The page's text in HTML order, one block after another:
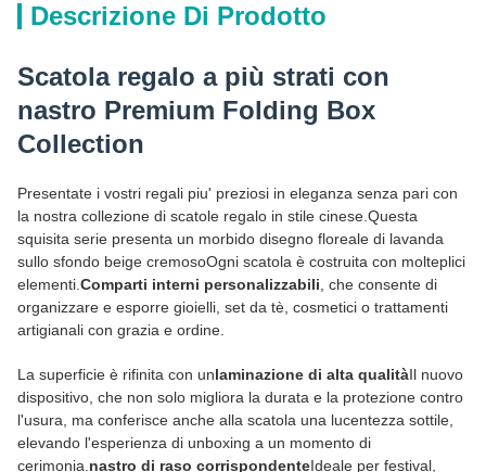
Descrizione Di Prodotto
Scatola regalo a più strati con
nastro Premium Folding Box
Collection
Presentate i vostri regali piu' preziosi in eleganza senza pari con
la nostra collezione di scatole regalo in stile cinese.Questa
squisita serie presenta un morbido disegno floreale di lavanda
sullo sfondo beige cremosoOgni scatola è costruita con molteplici
elementi. Comparti interni personalizzabili , che consente di
organizzare e esporre gioielli, set da tè, cosmetici o trattamenti
artigianali con grazia e ordine.
La superficie è rifinita con unlaminazione di alta qualitàIl nuovo
dispositivo, che non solo migliora la durata e la protezione contro
l'usura, ma conferisce anche alla scatola una lucentezza sottile,
elevando l'esperienza di unboxing a un momento di
cerimonia. nastro di raso corrispondenteIdeale per festival,